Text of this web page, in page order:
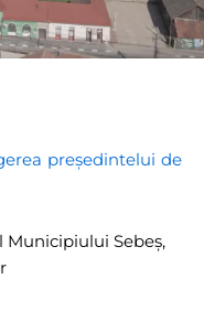
președintelui de
Sebeș,